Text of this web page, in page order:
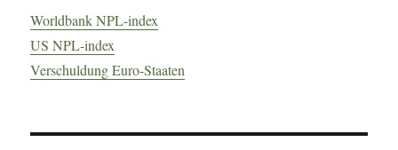
Worldbank NPL-index
US NPL-index
Verschuldung Euro-Staaten